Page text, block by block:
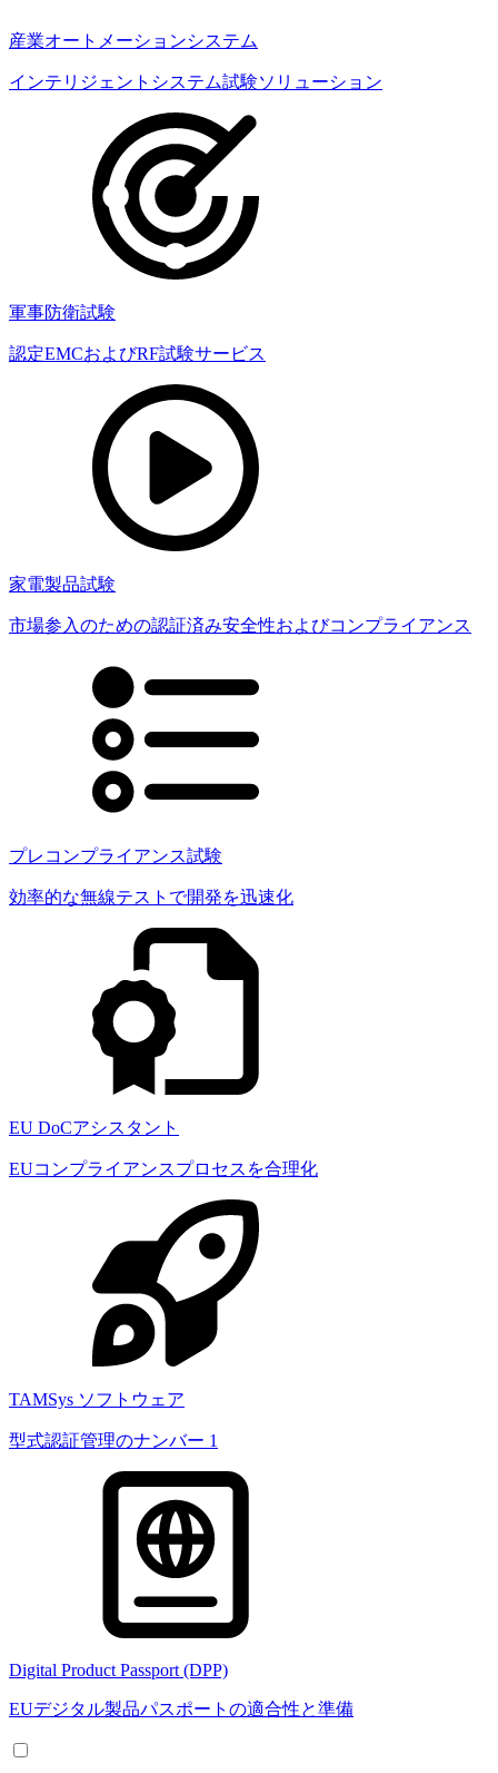
産業オートメーションシステム
インテリジェントシステム試験ソリューション
軍事防衛試験
認定EMCおよびRF試験サービス
家電製品試験
市場参入のための認証済み安全性およびコンプライアンス
プレコンプライアンス試験
効率的な無線テストで開発を迅速化
EU DoCアシスタント
EUコンプライアンスプロセスを合理化
TAMSys ソフトウェア
型式認証管理のナンバー 1
Digital Product Passport (DPP)
EUデジタル製品パスポートの適合性と準備